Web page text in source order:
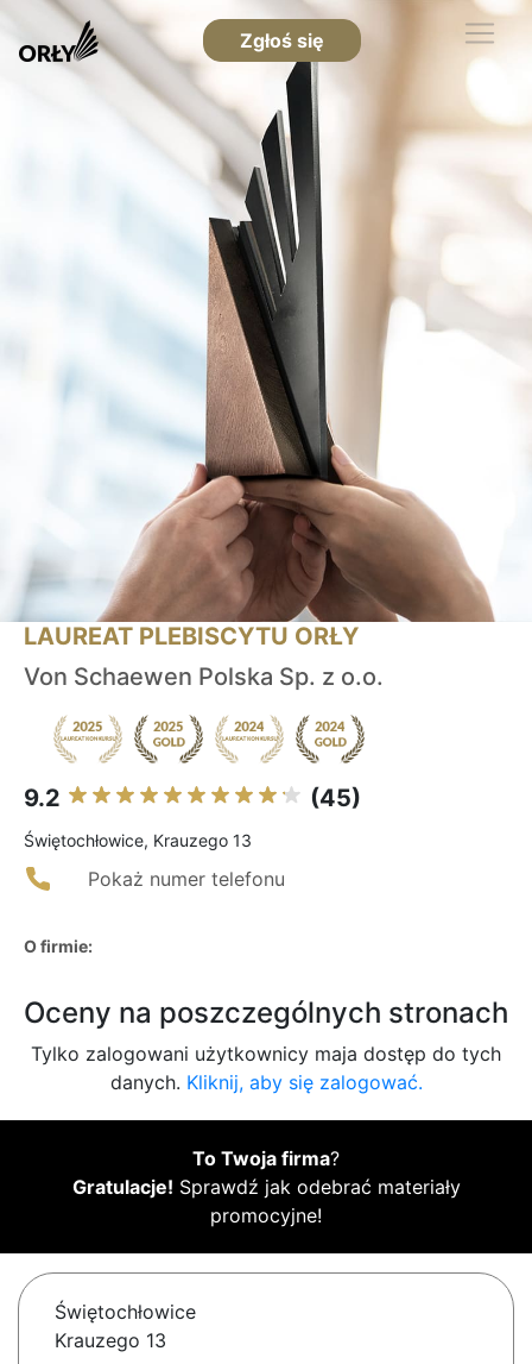
Zgłoś się
LAUREAT PLEBISCYTU ORŁY
Von Schaewen Polska Sp. z o.o.
9.2 (45)
Świętochłowice, Krauzego 13
Pokaż numer telefonu
O firmie:
Oceny na poszczególnych stronach
Tylko zalogowani użytkownicy maja dostęp do tych
danych. Kliknij, aby się zalogować.
To Twoja firma?
Gratulacje! Sprawdź jak odebrać materiały
promocyjne!
Świętochłowice
Krauzego 13